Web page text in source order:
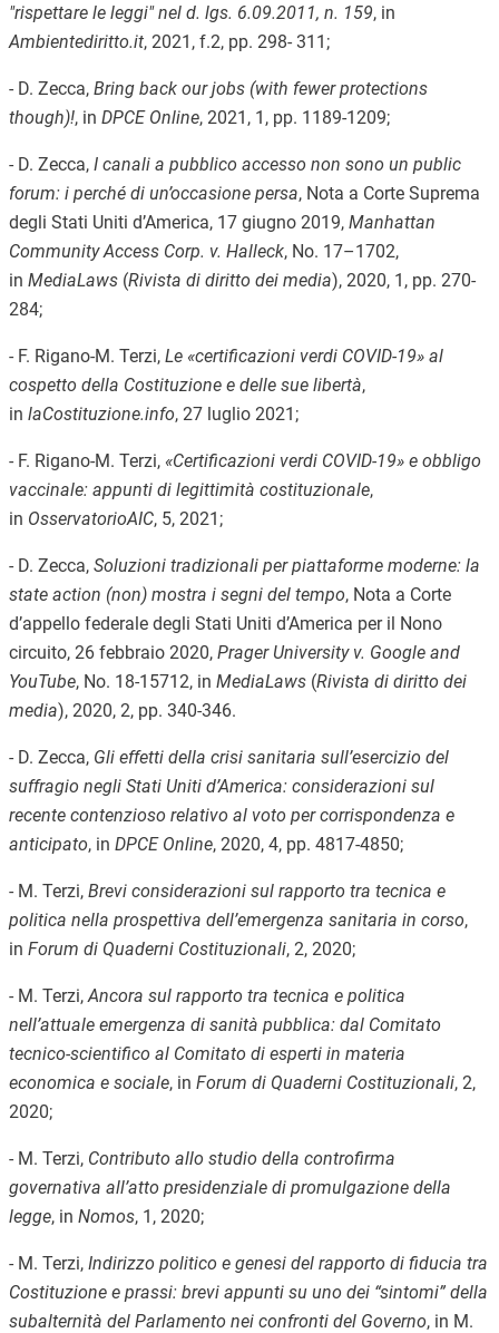
"rispettare le leggi" nel d. lgs. 6.09.2011, n. 159, in
Ambientediritto.it, 2021, f.2, pp. 298- 311;
- D. Zecca, Bring back our jobs (with fewer protections
though)!, in DPCE Online, 2021, 1, pp. 1189-1209;
- D. Zecca, I canali a pubblico accesso non sono un public
forum: i perché di un’occasione persa, Nota a Corte Suprema
degli Stati Uniti d’America, 17 giugno 2019, Manhattan
Community Access Corp. v. Halleck, No. 17–1702,
in MediaLaws (Rivista di diritto dei media), 2020, 1, pp. 270-
284;
- F. Rigano-M. Terzi, Le «certificazioni verdi COVID-19» al
cospetto della Costituzione e delle sue libertà,
in laCostituzione.info, 27 luglio 2021;
- F. Rigano-M. Terzi, «Certificazioni verdi COVID-19» e obbligo
vaccinale: appunti di legittimità costituzionale,
in OsservatorioAIC, 5, 2021;
- D. Zecca, Soluzioni tradizionali per piattaforme moderne: la
state action (non) mostra i segni del tempo, Nota a Corte
d’appello federale degli Stati Uniti d’America per il Nono
circuito, 26 febbraio 2020, Prager University v. Google and
YouTube, No. 18-15712, in MediaLaws(Rivista di diritto dei
media), 2020, 2, pp. 340-346.
- D. Zecca, Gli effetti della crisi sanitaria sull’esercizio del
suffragio negli Stati Uniti d’America: considerazioni sul
recente contenzioso relativo al voto per corrispondenza e
anticipato, in DPCE Online, 2020, 4, pp. 4817-4850;
- M. Terzi, Brevi considerazioni sul rapporto tra tecnica e
politica nella prospettiva dell’emergenza sanitaria in corso,
in Forum di Quaderni Costituzionali, 2, 2020;
- M. Terzi, Ancora sul rapporto tra tecnica e politica
nell’attuale emergenza di sanità pubblica: dal Comitato
tecnico-scientifico al Comitato di esperti in materia
economica e sociale, in Forum di Quaderni Costituzionali, 2,
2020;
- M. Terzi, Contributo allo studio della controfirma
governativa all’atto presidenziale di promulgazione della
legge, in Nomos, 1, 2020;
- M. Terzi, Indirizzo politico e genesi del rapporto di fiducia tra
Costituzione e prassi: brevi appunti su uno dei “sintomi” della
subalternità del Parlamento nei confronti del Governo, in M.